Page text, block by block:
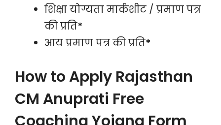
शिक्षा योग्यता मार्कशीट / प्रमाण पत्र
की प्रति*
आय प्रमाण पत्र की प्रति*
How to Apply Rajasthan
CM Anuprati Free